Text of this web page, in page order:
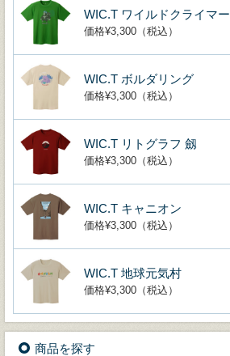
WIC.T ワイルドクライマー
価格¥3,300（税込）
WIC.T ボルダリング
価格¥3,300（税込）
WIC.T リトグラフ 劔
価格¥3,300（税込）
WIC.T キャニオン
価格¥3,300（税込）
WIC.T 地球元気村
価格¥3,300（税込）
商品を探す